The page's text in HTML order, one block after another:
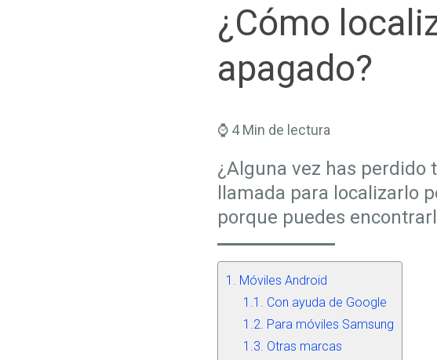
¿Cómo
apagado?
⌚ 4 Min de lectura
¿Alguna vez has perdido
llamada para localizarlo
porque puedes
Móviles Android
Con ayuda de Google
Para móviles Samsung
Otras marcas